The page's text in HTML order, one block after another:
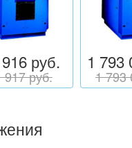
руб.
917 руб.
1 793
1 793